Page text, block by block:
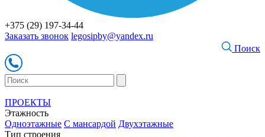
+375 (29) 197-34-44
Заказать звонок legosipby@yandex.ru
Поиск
ПРОЕКТЫ
Этажность
Одноэтажные С мансардой Двухэтажные
Тип строения